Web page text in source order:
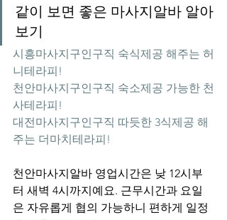
같이 보면 좋은 마사지알바 알아
보기
시흥마사지구인구직 숙식제공 해주는 허
니테라피!
천안마사지구인구직 숙소제공 가능한 천
사테라피!
대전마사지구인구직 따듯한 3식제공 해
주는 더마치테라피!
천안마사지알바 영업시간은 낮 12시부
터 새벽 4시까지예요. 근무시간과 요일
은 자유롭게 협의 가능하니 편하게 일정